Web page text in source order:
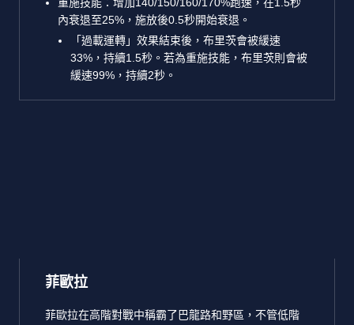
內衰退至25%，施放後0.5秒開始衰退。
「過載運轉」效果結束後，布里茨會被緩速
33%，持續1.5秒。若為重施技能，布里茨則會被
緩速99%，持續2秒。
菲歐拉
菲歐拉在高階對戰中稱霸了巴龍路和野區，不管低階